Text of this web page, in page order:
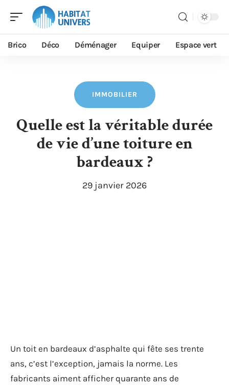
Brico Déco Déménager Equiper Espace vert
IMMOBILIER
Quelle est la véritable durée
de vie d’une toiture en
bardeaux ?
29 janvier 2026
Un toit en bardeaux d’asphalte qui fête ses trente
ans, c’est l’exception, jamais la norme. Les
fabricants aiment afficher quarante ans de